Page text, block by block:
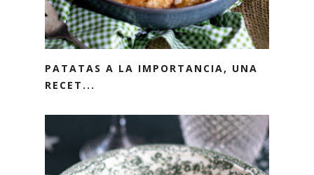
PATATAS A LA IMPORTANCIA, UNA
RECET...